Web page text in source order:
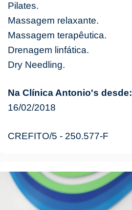
Pilates.
Massagem relaxante.
Massagem terapêutica.
Drenagem linfática.
Dry Needling.
Na Clínica Antonio's desde:
16/02/2018
CREFITO/5 - 250.577-F